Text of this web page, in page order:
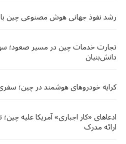
رشد نفوذ جهانی هوش مصنوعی چین با
تجارت خدمات چین در مسیر صعود؛
دانش‌بنیان
کرایه خودروهای هوشمند در چین؛
ادعاهای «کار اجباری» آمریکا علیه
ارائه مدرک